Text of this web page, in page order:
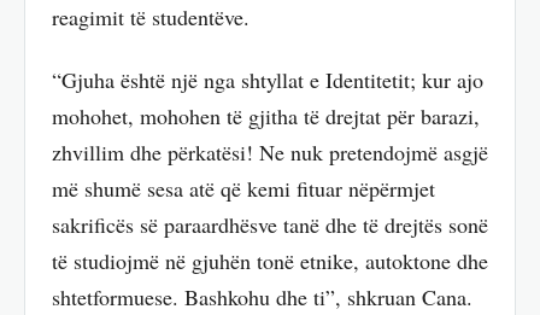
reagimit të studentëve.
“Gjuha është një nga shtyllat e Identitetit; kur ajo
mohohet, mohohen të gjitha të drejtat për barazi,
zhvillim dhe përkatësi! Ne nuk pretendojmë asgjë
më shumë sesa atë që kemi fituar nëpërmjet
sakrificës së paraardhësve tanë dhe të drejtës sonë
të studiojmë në gjuhën tonë etnike, autoktone dhe
shtetformuese. Bashkohu dhe ti”, shkruan Cana.